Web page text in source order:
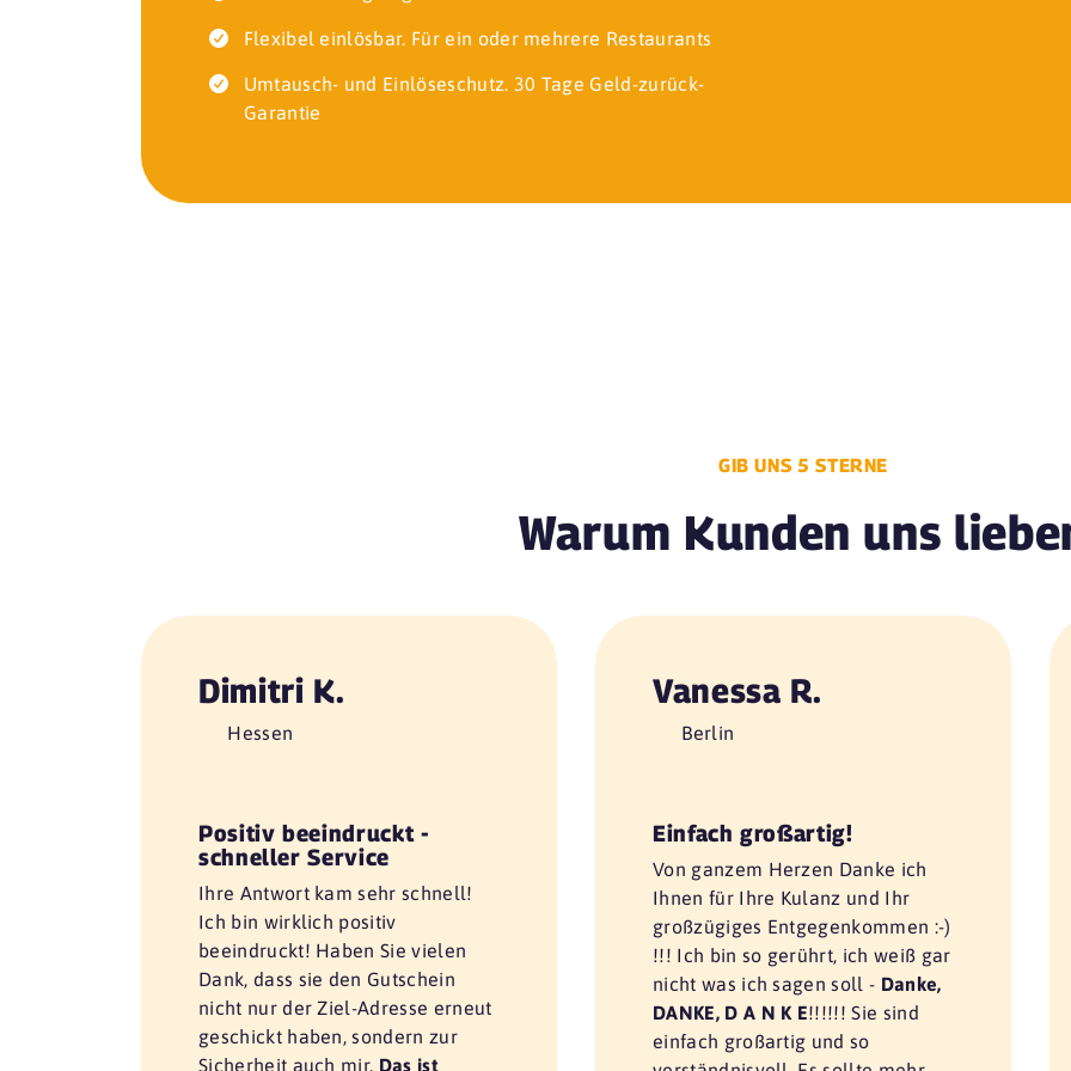
Flexibel einlösbar. Für ein oder mehrere Restaurants
Umtausch- und Einlöseschutz. 30 Tage Geld-zurück-
Garantie
GIB UNS 5 STERNE
Warum Kunden uns
Dimitri K.
Hessen
Positiv beeindruckt -
schneller Service
Ihre Antwort kam sehr schnell!
Ich bin wirklich positiv
beeindruckt! Haben Sie vielen
Dank, dass sie den Gutschein
nicht nur der Ziel-Adresse erneut
geschickt haben, sondern zur
Sicherheit auch mir. Das ist
Vanessa R.
Berlin
Einfach großartig!
Von ganzem Herzen Danke ich
Ihnen für Ihre Kulanz und Ihr
großzügiges Entgegenkommen :-)
!!! Ich bin so gerührt, ich weiß gar
nicht was ich sagen soll - Danke,
DANKE, D A N K E!!!!!! Sie sind
einfach großartig und so